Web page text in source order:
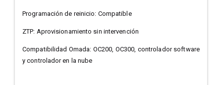
Programación de reinicio: Compatible
ZTP: Aprovisionamiento sin intervención
Compatibilidad Omada: OC200, OC300, controlador software
y controlador en la nube